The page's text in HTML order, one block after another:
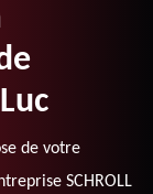
de votre
SCHROLL